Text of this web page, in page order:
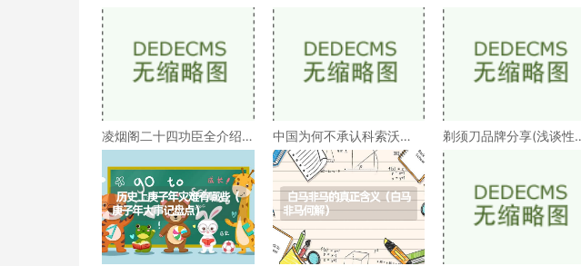
凌烟阁二十四功臣全介绍
（凌烟阁二十四功臣排
中国为何不承认科索沃
（科索沃为何不被承认）
剃须刀品牌分享(浅谈性
比高的剃须刀品牌）